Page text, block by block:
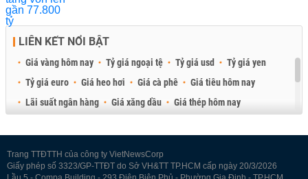
LIÊN KẾT NỔI BẬT
Giá vàng hôm nay Tỷ giá ngoại tệ Tỷ giá usd
Tỷ giá yen
Tỷ giá euro
Giá heo hơi Giá cà phê
Giá tiêu hôm nay
Lãi suất ngân hàng
Giá xăng dầu
Giá thép hôm nay
Trang TTĐTTH của công ty VietNewsCorp
Giấy phép số 3323/GP-TTĐT do Sở VH&TT TP.HCM cấp ngày 20/3/2026